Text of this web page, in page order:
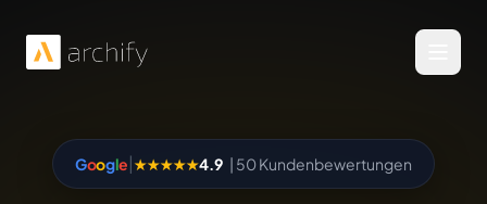
Google|★★★★★4.9 | 50 Kundenbewertungen